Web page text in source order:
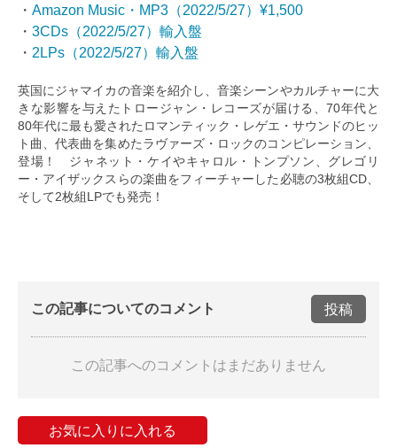
・ Amazon Music・MP3（2022/5/27）¥1,500
・ 3CDs（2022/5/27）輸入盤
・ 2LPs（2022/5/27）輸入盤
英国にジャマイカの音楽を紹介し、音楽シーンやカルチャーに大
きな影響を与えたトロージャン・レコーズが届ける、70年代と
80年代に最も愛されたロマンティック・レゲエ・サウンドのヒッ
ト曲、代表曲を集めたラヴァーズ・ロックのコンピレーション、
登場！ ジャネット・ケイやキャロル・トンプソン、グレゴリ
ー・アイザックスらの楽曲をフィーチャーした必聴の3枚組CD、
そして2枚組LPでも発売！
この記事についてのコメント 投稿
この記事へのコメントはまだありません
お気に入りに入れる